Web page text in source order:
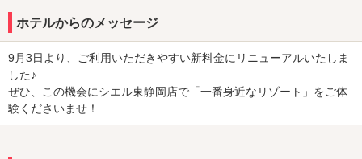
◎500円でソフトドリンク飲み放題
◎1000円でアルコール飲み放題
◎＜メンバー限定＞溜まったポイントでクーポンや豪華景品プレゼ
ント
★☆★おすすめポイント★☆★
ホテルからのメッセージ
9月3日より、ご利用いただきやすい新料金にリニューアルいたしま
した♪
ぜひ、この機会にシエル東静岡店で「一番身近なリゾート」をご体
験くださいませ！